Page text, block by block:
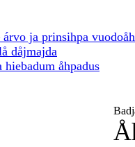
árvo ja prinsihpa
dåjmajda
åhpadus